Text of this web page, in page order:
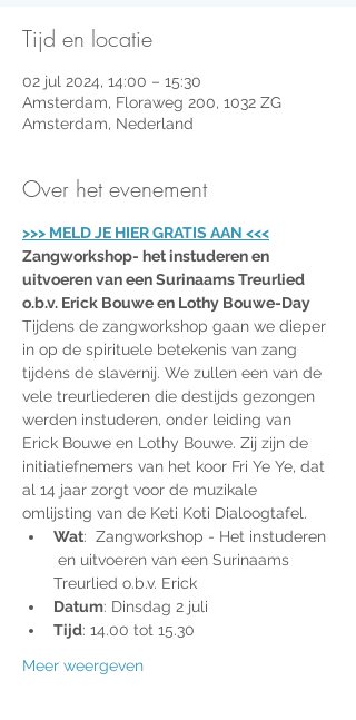
Tijd en locatie
02 jul 2024, 14:00 – 15:30
Amsterdam, Floraweg 200, 1032 ZG
Amsterdam, Nederland
Over het evenement
>>> MELD JE HIER GRATIS AAN <<<
Zangworkshop- het instuderen en
uitvoeren van een Surinaams Treurlied
o.b.v. Erick Bouwe en Lothy Bouwe-Day
Tijdens de zangworkshop gaan we dieper
in op de spirituele betekenis van zang
tijdens de slavernij. We zullen een van de
vele treurliederen die destijds gezongen
werden instuderen, onder leiding van
Erick Bouwe en Lothy Bouwe. Zij zijn de
initiatiefnemers van het koor Fri Ye Ye, dat
al 14 jaar zorgt voor de muzikale
omlijsting van de Keti Koti Dialoogtafel.
Wat:  Zangworkshop - Het instuderen
en uitvoeren van een Surinaams
Treurlied o.b.v. Erick
Datum: Dinsdag 2 juli
Tijd: 14.00 tot 15.30
Meer weergeven